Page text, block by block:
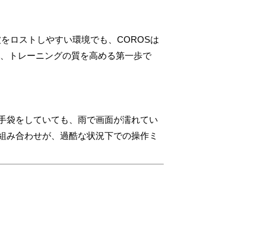
ロストしやすい環境でも、COROSは
トレーニングの質を高める第一歩で
袋をしていても、雨で画面が濡れてい
合わせが、過酷な状況下での操作ミ